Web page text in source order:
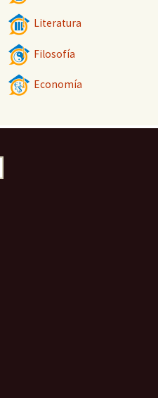
Literatura
Filosofía
Economía